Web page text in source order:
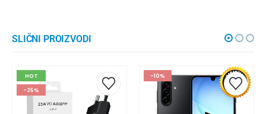
SLIČNI PROIZVODI
HOT
-25%
-10%